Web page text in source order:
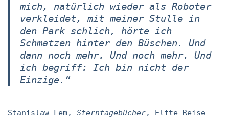
mich, natürlich wieder als Roboter
verkleidet, mit meiner Stulle in
den Park schlich, hörte ich
Schmatzen hinter den Büschen. Und
dann noch mehr. Und noch mehr. Und
ich begriff: Ich bin nicht der
Einzige.“
Stanislaw Lem, Sterntagebücher, Elfte Reise